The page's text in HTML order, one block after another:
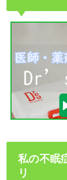
私の不眠
リ